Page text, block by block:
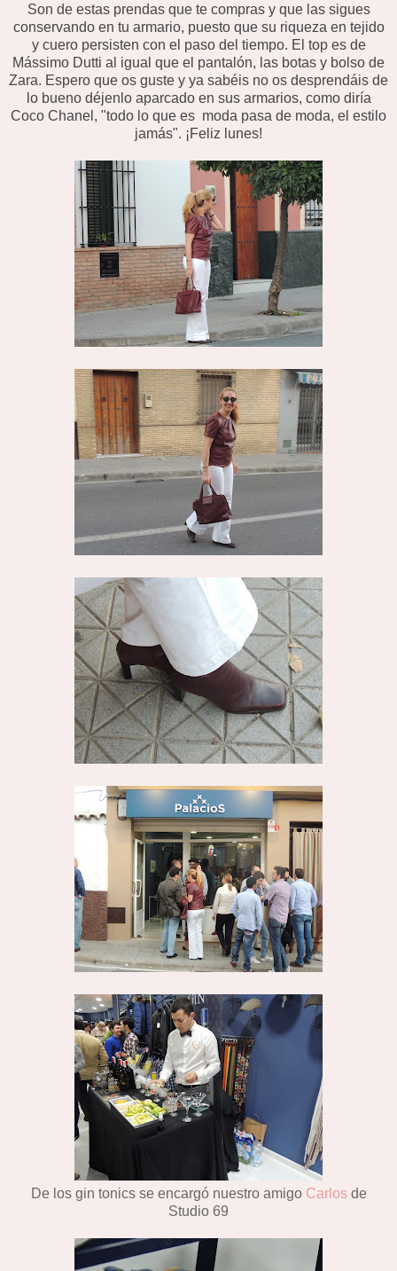
Son de estas prendas que te compras y que las sigues
conservando en tu armario, puesto que su riqueza en tejido
y cuero persisten con el paso del tiempo. El top es de
Mássimo Dutti al igual que el pantalón, las botas y bolso de
Zara. Espero que os guste y ya sabéis no os desprendáis de
lo bueno déjenlo aparcado en sus armarios, como diría
Coco Chanel, "todo lo que es moda pasa de moda, el estilo
jamás". ¡Feliz lunes!
De los gin tonics se encargó nuestro amigo Carlosde
Studio 69